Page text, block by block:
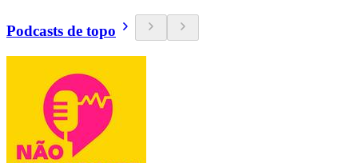
Podcasts de topo